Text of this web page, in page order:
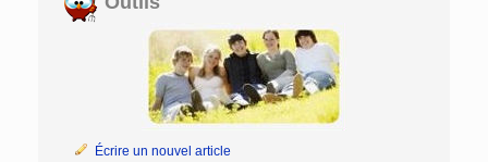
Écrire un nouvel article